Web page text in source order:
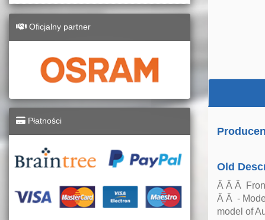
Oficjalny partner
Płatności
Old
Â Â Â
Â Â -
model of